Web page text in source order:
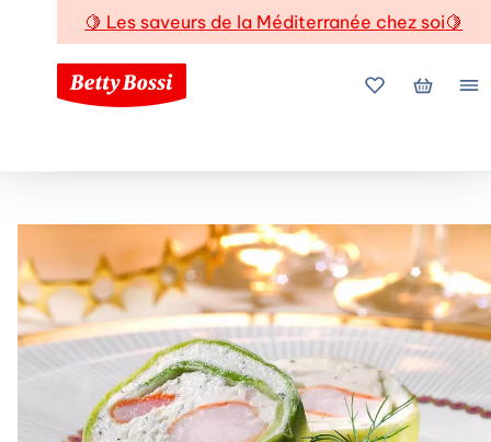
🍋 Les saveurs de la Méditerranée chez soi🍋
Mes favoris
Mon